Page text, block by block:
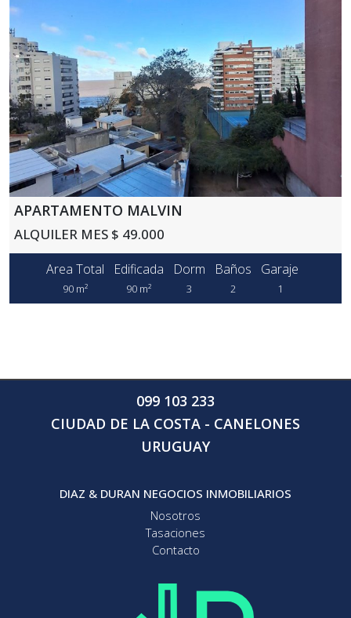
APARTAMENTO MALVIN
ALQUILER MES $ 49.000
Area Total
90 m²
Edificada
90 m²
Dorm
3
Baños
2
Garaje
1
099 103 233
CIUDAD DE LA COSTA - CANELONES
URUGUAY
DIAZ & DURAN NEGOCIOS INMOBILIARIOS
Nosotros
Tasaciones
Contacto